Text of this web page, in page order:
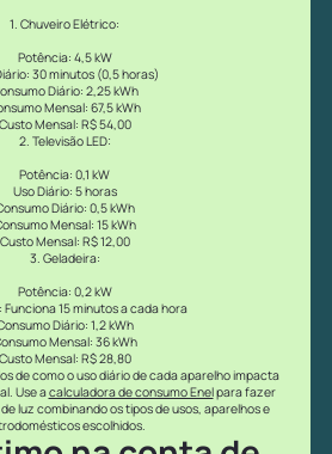
1. Chuveiro Elétrico:
Potência: 4,5 kW
30 minutos (0,5 horas)
Diário: 2,25 kWh
Mensal: 67,5 kWh
Custo Mensal: R$ 54,00
2. Televisão LED:
Potência: 0,1 kW
Uso Diário: 5 horas
Diário: 0,5 kWh
Mensal: 15 kWh
Custo Mensal: R$ 12,00
3. Geladeira:
Potência: 0,2 kW
Funciona 15 minutos a cada hora
Diário: 1,2 kWh
Mensal: 36 kWh
Custo Mensal: R$ 28,80
de como o uso diário de cada aparelho impacta
Use acalculadora de consumo Enelpara fazer
luz combinando os tipos de usos, aparelhos e
escolhidos.